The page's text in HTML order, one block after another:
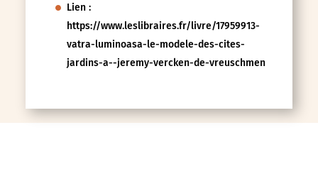
Lien :
https://www.leslibraires.fr/livre/17959913-
vatra-luminoasa-le-modele-des-cites-
jardins-a--jeremy-vercken-de-vreuschmen